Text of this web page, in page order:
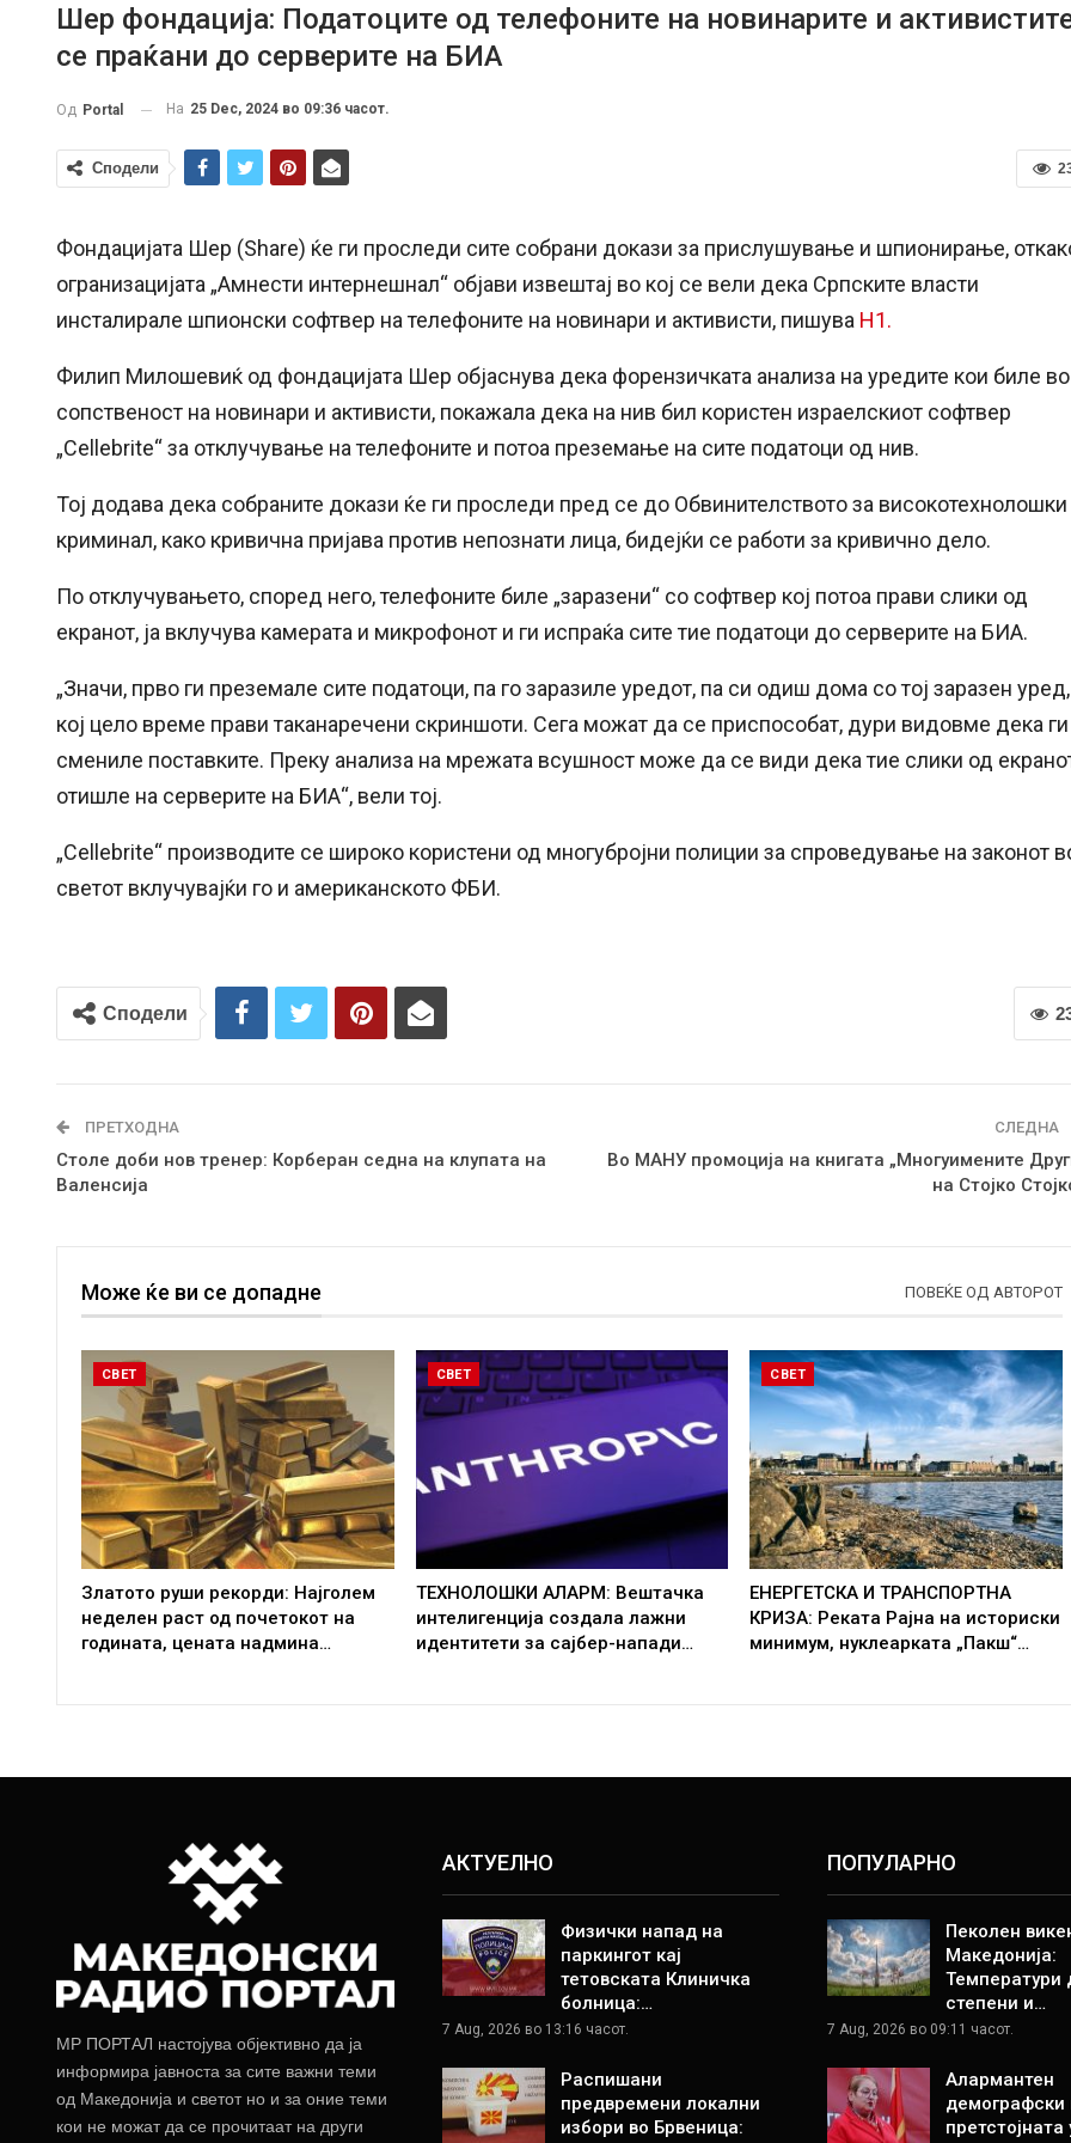
Шер фондација: Податоците од телефоните на новинарите и
се праќани до серверите на БИА
Од Portal На 25 Dec, 2024 во 09:36 часот.
Сподели
Фондацијата Шер (Share) ќе ги проследи сите собрани докази за прислушување и шпионирање,
огранизацијата „Амнести интернешнал“ објави извештај во кој се вели дека Српските власти
инсталирале шпионски софтвер на телефоните на новинари и активисти, пишува Н1.
Филип Милошевиќ од фондацијата Шер објаснува дека форензичката анализа на уредите кои биле во
сопственост на новинари и активисти, покажала дека на нив бил користен израелскиот софтвер
„Cellebrite“ за отклучување на телефоните и потоа преземање на сите податоци од нив.
Тој додава дека собраните докази ќе ги проследи пред се до Обвинителството за високотехнолошки
криминал, како кривична пријава против непознати лица, бидејќи се работи за кривично дело.
По отклучувањето, според него, телефоните биле „заразени“ со софтвер кој потоа прави слики од
екранот, ја вклучува камерата и микрофонот и ги испраќа сите тие податоци до серверите на БИА.
„Значи, прво ги преземале сите податоци, па го заразиле уредот, па си одиш дома со тој заразен уред,
кој цело време прави таканаречени скриншоти. Сега можат да се приспособат, дури видовме дека ги
смениле поставките. Преку анализа на мрежата всушност може да се види дека тие слики од
отишле на серверите на БИА“, вели тој.
„Cellebrite“ производите се широко користени од многубројни полиции за спроведување на законот
светот вклучувајќи го и американското ФБИ.
Сподели
ПРЕТХОДНА
Столе доби нов тренер: Корберан седна на клупата на
Валенсија
СЛЕДНА
Во МАНУ промоција на книгата „Многуимените
на Стојко
Може ќе ви се допадне ПОВЕЌЕ ОД АВТОРОТ
СВЕТ
Златото руши рекорди: Најголем
неделен раст од почетокот на
годината, цената надмина…
СВЕТ
ТЕХНОЛОШКИ АЛАРМ: Вештачка
интелигенција создала лажни
идентитети за сајбер-напади…
СВЕТ
ЕНЕРГЕТСКА И ТРАНСПОРТНА
КРИЗА: Реката Рајна на историски
минимум, нуклеарката „Пакш“…
МР ПОРТАЛ настојува објективно да ја
информира јавноста за сите важни теми
од Македонија и светот но и за оние теми
кои не можат да се прочитаат на други
АКТУЕЛНО
Физички напад на
паркингот кај
тетовската Клиничка
болница:…
7 Aug, 2026 во 13:16 часот.
Распишани
предвремени локални
избори во Брвеница:
ПОПУЛАРНО
Пеколен
Македонија:
Температури
степени и…
7 Aug, 2026 во 09:11 часот.
Алармантен
демографски
претстојната